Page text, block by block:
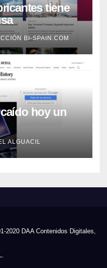
tiene
Rockwell
BI-SPAIN.COM
hoy un
ALGUACIL
2020 DAA Contenidos Digitales,